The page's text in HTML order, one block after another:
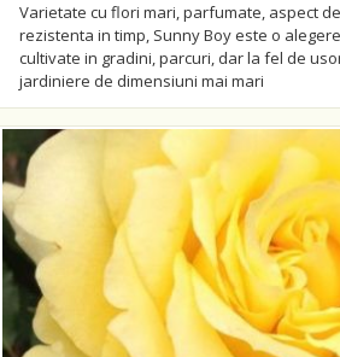
Varietate cu flori mari, parfumate, aspect
rezistenta in timp, Sunny Boy este o
cultivate in gradini, parcuri, dar la fel de
jardiniere de dimensiuni mai mari